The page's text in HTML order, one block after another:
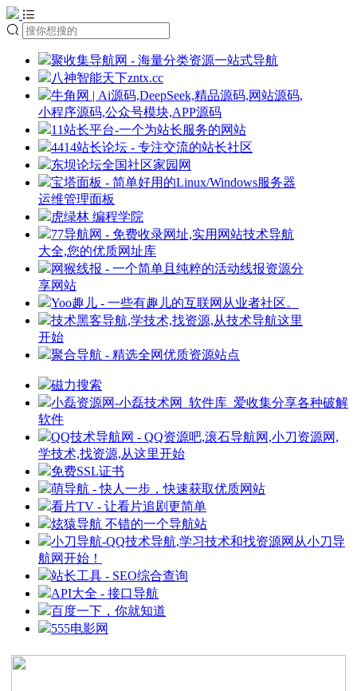
聚收集导航网 - 海量分类资源一站式导航
八神智能天下zntx.cc
牛角网 | Ai源码,DeepSeek,精品源码,网站源码,
小程序源码,公众号模块,APP源码
11站长平台-一个为站长服务的网站
4414站长论坛 - 专注交流的站长社区
东坝论坛全国社区家园网
宝塔面板 - 简单好用的Linux/Windows服务器
运维管理面板
虎绿林 编程学院
77导航网 - 免费收录网址,实用网站技术导航
大全,您的优质网址库
网猴线报 - 一个简单且纯粹的活动线报资源分
享网站
Yoo趣儿 - 一些有趣儿的互联网从业者社区。
技术黑客导航,学技术,找资源,从技术导航这里
开始
聚合导航 - 精选全网优质资源站点
磁力搜索
小磊资源网-小磊技术网_软件库_爱收集分享各种破解
软件
QQ技术导航网 - QQ资源吧,滚石导航网,小刀资源网,
学技术,找资源,从这里开始
免费SSL证书
萌导航 - 快人一步，快速获取优质网站
看片TV - 让看片追剧更简单
炫猿导航 不错的一个导航站
小刀导航-QQ技术导航,学习技术和找资源网从小刀导
航网开始！
站长工具 - SEO综合查询
API大全 - 接口导航
百度一下，你就知道
555电影网